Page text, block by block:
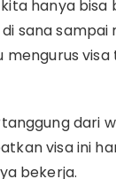
hanya bisa
sana sampai
mengurus
dari
visa ini
bekerja.